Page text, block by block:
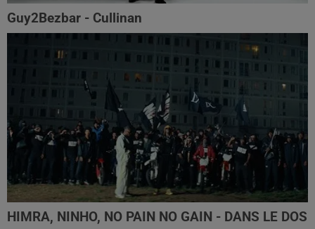
Guy2Bezbar - Cullinan
HIMRA, NINHO, NO PAIN NO GAIN - DANS LE DOS